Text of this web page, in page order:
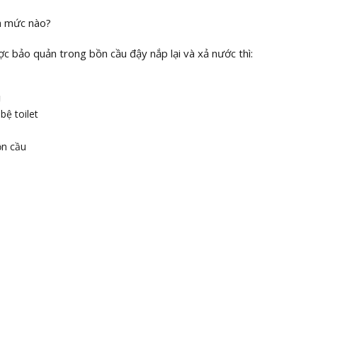
nào?
bảo quản trong bồn cầu đậy nắp lại và xả nước thì:
toilet
cầu